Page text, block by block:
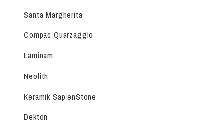
Santa Margherita
Compac Quarzagglo
Laminam
Neolith
Keramik SapienStone
Dekton